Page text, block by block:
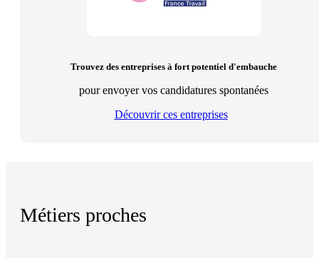
Trouvez des entreprises à fort potentiel d'embauche
pour envoyer vos candidatures spontanées
Découvrir ces entreprises
Métiers proches